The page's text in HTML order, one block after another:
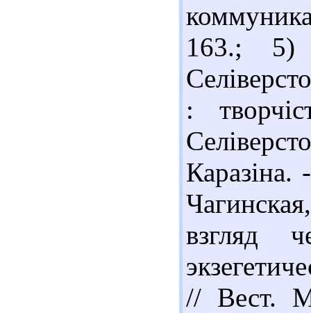
163.; 5)
:
взгляд
// Вест.